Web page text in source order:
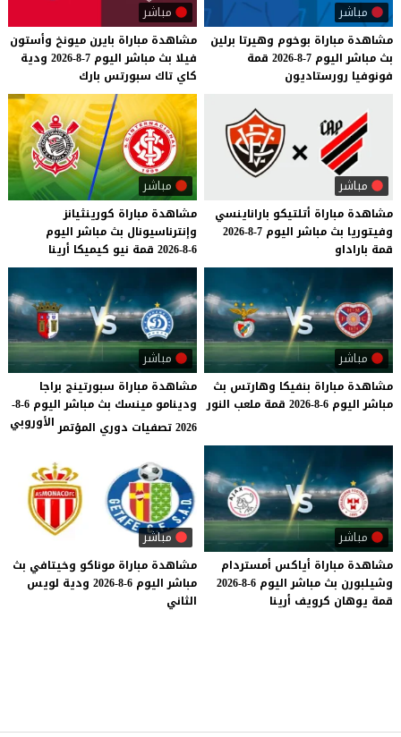
مباشر
مشاهدة مباراة بوخوم وهيرتا برلين
بث مباشر اليوم 7-8-2026
قمة
فونوفيا رورستاديون
مباشر
مشاهدة مباراة بايرن ميونخ وأستون
فيلا بث مباشر اليوم 7-8-2026
ودية
كاي تاك سبورتس بارك
مباشر
مشاهدة مباراة أتلتيكو باراناينسي
وفيتوريا بث مباشر اليوم 7-8-2026
قمة باراداو
مباشر
مشاهدة مباراة كورينثيانز
وإنترناسيونال بث مباشر اليوم
6-8-2026
قمة نيو كيميكا أرينا
مباشر
مشاهدة مباراة بنفيكا وهارتس بث
مباشر اليوم 6-8-2026 قمة ملعب النور
مباشر
مشاهدة مباراة سبورتينج براجا
ودينامو مينسك بث مباشر اليوم 6-8-
2026 تصفيات دوري المؤتمر
الأوروبي
مباشر
مشاهدة مباراة أياكس أمستردام
وشيلبورن بث مباشر اليوم 6-8-2026
قمة يوهان كرويف أرينا
مباشر
مشاهدة مباراة موناكو وخيتافي بث
مباشر اليوم 6-8-2026 ودية لويس
الثاني